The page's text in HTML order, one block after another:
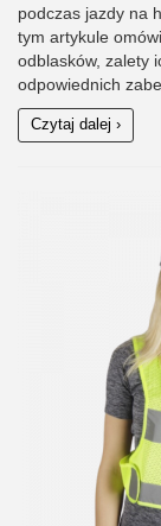
podczas jazdy na
tym artykule
odblasków, zalety
odpowiednich
Czytaj dalej ›